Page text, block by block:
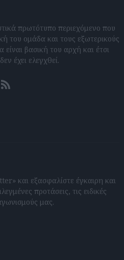
πρωτότυπο περιεχόμενο που
του ομάδα και τους εξωτερικούς
βασική του αρχή και έτσι
έχει ελεγχθεί.
RSS feeds
και εξασφαλίστε έγκαιρη και
προτάσεις, τις ειδικές
μας.